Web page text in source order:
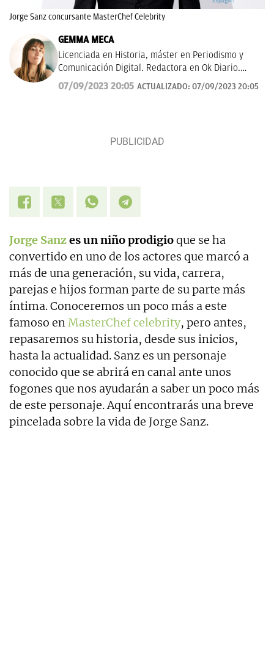
Jorge Sanz concursante MasterChef Celebrity
GEMMA MECA
Licenciada en Historia, máster en Periodismo y
Comunicación Digital. Redactora en Ok Diario.
Cuento historias, soy amante de los astros, sigo a la
luna, los TT de Twitter y las tendencias en moda.
07/09/2023 20:05 ACTUALIZADO: 07/09/2023 20:05
Jorge Sanzes un niño prodigioque se ha
convertido en uno de los actores que marcó a
más de una generación, su vida, carrera,
parejas e hijos forman parte de su parte más
íntima. Conoceremos un poco más a este
famoso enMasterChef celebrity, pero antes,
repasaremos su historia, desde sus inicios,
hasta la actualidad. Sanz es un personaje
conocido que se abrirá en canal ante unos
fogones que nos ayudarán a saber un poco más
de este personaje. Aquí encontrarás una breve
pincelada sobre la vida de Jorge Sanz.